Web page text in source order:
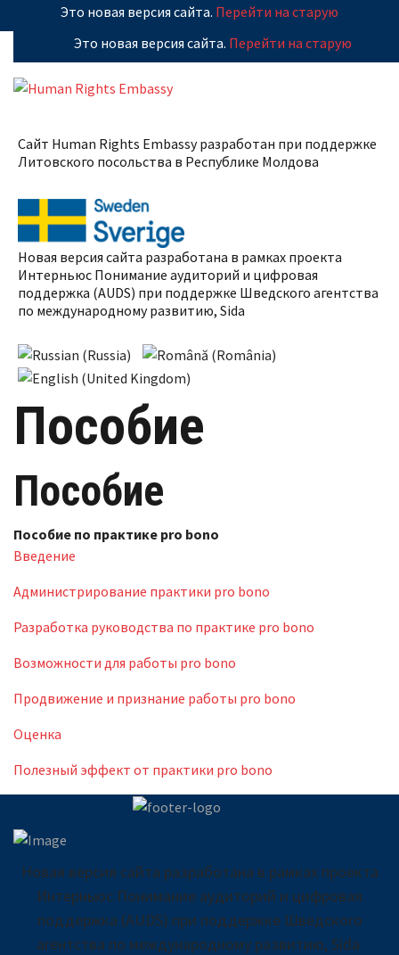
Это новая версия сайта. Перейти на старую
Это новая версия сайта. Перейти на старую
Сайт Human Rights Embassy разработан при поддержке
Литовского посольства в Республике Молдова
Новая версия сайта разработана в рамках проекта
Интерньюс Понимание аудиторий и цифровая
поддержка (AUDS) при поддержке Шведского агентства
по международному развитию, Sida
Пособие
Пособие
Пособие по практике pro bono
Введение
Администрирование практики pro bono
Разработка руководства по практике pro bono
Возможности для работы pro bono
Продвижение и признание работы pro bono
Оценка
Полезный эффект от практики pro bono
Новая версия сайта разработана в рамках проекта
Интерньюс Понимание аудиторий и цифровая
поддержка (AUDS) при поддержке Шведского
агентства по международному развитию, Sida